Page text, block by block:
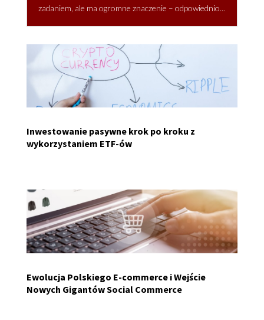
zadaniem, ale ma ogromne znaczenie – odpowiednio...
Inwestowanie pasywne krok po kroku z
wykorzystaniem ETF-ów
Ewolucja Polskiego E-commerce i Wejście
Nowych Gigantów Social Commerce